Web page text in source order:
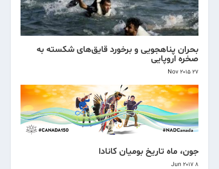
بحران پناهجویی و برخورد قایق‌های شکسته به
صخره اروپایی
27 Nov 2015
جون، ماه تاریخ بومیان کانادا
8 Jun 2017